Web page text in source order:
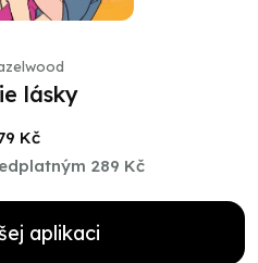
lásky
Kč
289 Kč
aplikaci